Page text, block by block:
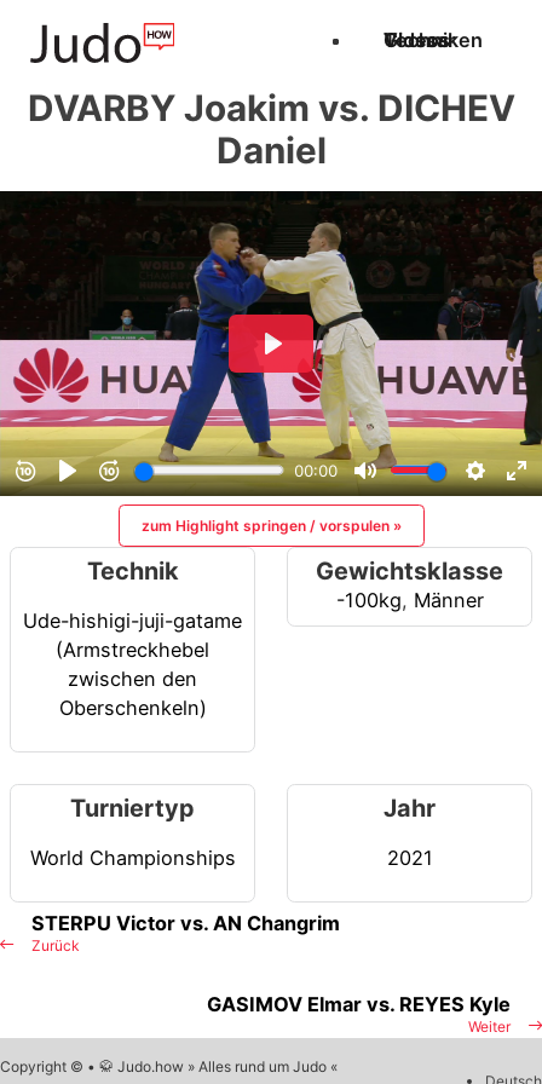
Techniken
Videos
Glossar
DVARBY Joakim vs. DICHEV
Daniel
zum Highlight springen / vorspulen »
Technik
Ude-hishigi-juji-gatame
(Armstreckhebel
zwischen den
Oberschenkeln)
Gewichtsklasse
-100kg, Männer
Turniertyp
World Championships
Jahr
2021
Zurück
STERPU Victor vs. AN Changrim
Weiter
GASIMOV Elmar vs. REYES Kyle
Copyright © • 🥋 Judo.how » Alles rund um Judo «